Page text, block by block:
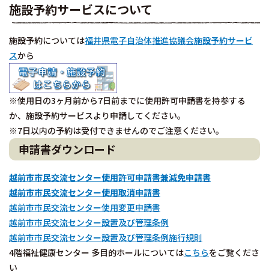
施設予約サービスについて
施設予約については福井県電子自治体推進協議会施設予約サービ
スから
※使用日の3ヶ月前から7日前までに使用許可申請書を持参する
か、施設予約サービスより申請してください。
※7日以内の予約は受付できませんのでご注意ください。
申請書ダウンロード
越前市市民交流センター使用許可申請書兼減免申請書
越前市市民交流センター使用取消申請書
越前市市民交流センター使用変更申請書
越前市市民交流センター設置及び管理条例
越前市市民交流センター設置及び管理条例施行規則
4階福祉健康センター 多目的ホールについてはこちらをご覧くださ
い